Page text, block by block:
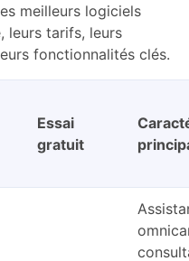
meilleurs logiciels
leurs tarifs, leurs
fonctionnalités clés.
Essai
gratuit